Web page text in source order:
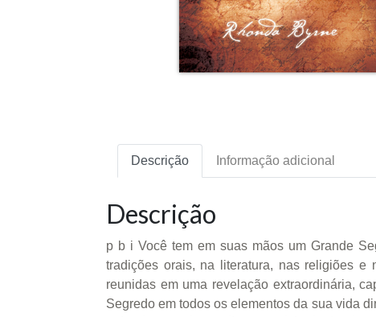
Descrição Informação adicional
Descrição
p b i Você tem em suas mãos um Grande
tradições orais, na literatura, nas religiões e
reunidas em uma revelação extraordinária,
Segredo em todos os elementos da sua vida